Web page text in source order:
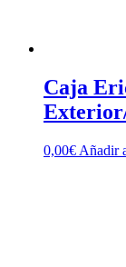
Caja
0,00€ Añadir